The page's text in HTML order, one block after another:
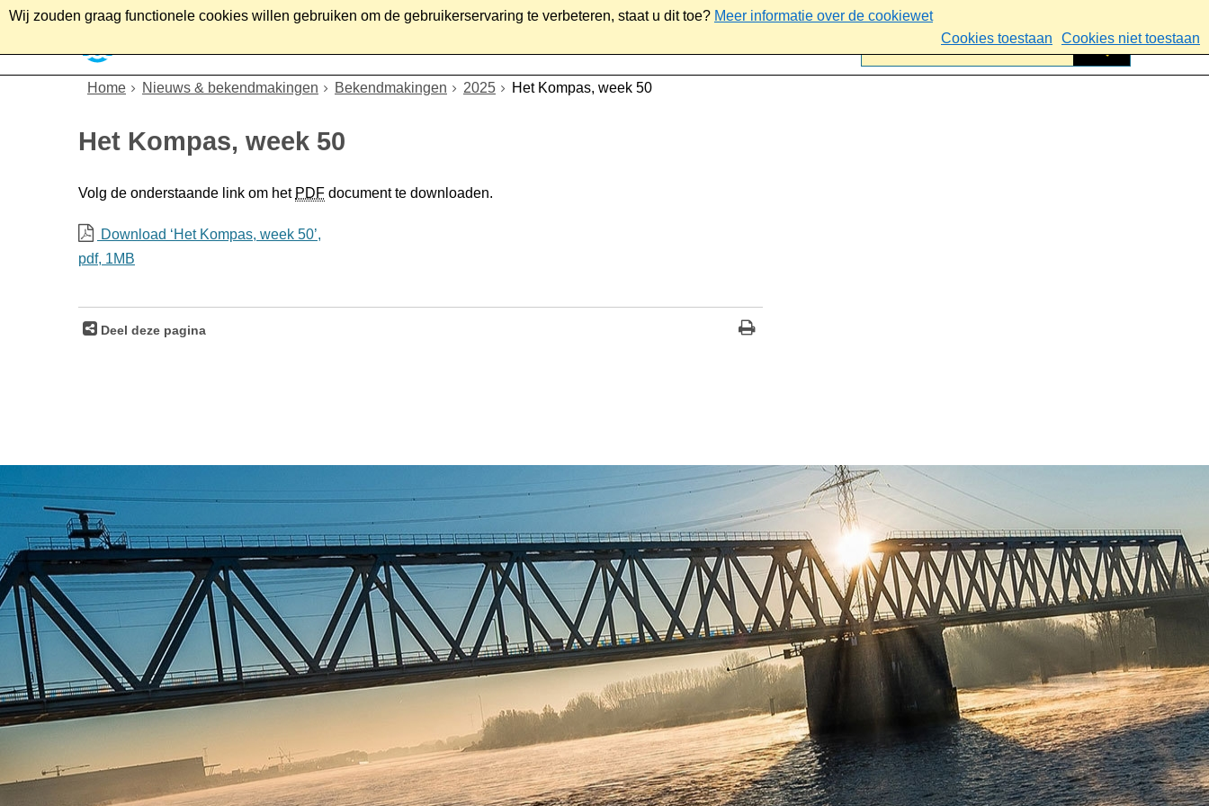
Wij zouden graag functionele cookies willen gebruiken om de gebruikerservaring te verbeteren, staat u dit toe? Meer informatie over de cookiewet
Cookies toestaan
Cookies niet toestaan
Home Nieuws & bekendmakingen Bekendmakingen 2025 Het Kompas, week 50
Het Kompas, week 50
Volg de onderstaande link om het PDF document te downloaden.
Download ‘Het Kompas, week 50’,
pdf, 1MB
Deel deze pagina